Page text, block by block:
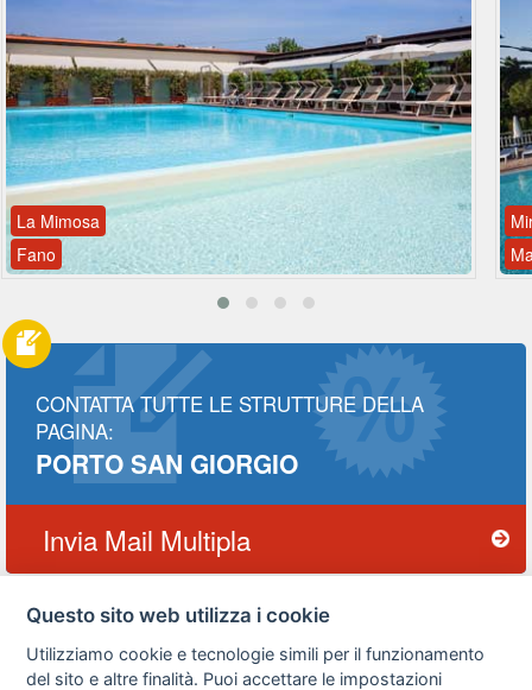
La Mimosa
Fano
CONTATTA TUTTE LE STRUTTURE DELLA
PAGINA:
PORTO SAN GIORGIO
Invia Mail Multipla
Privacy
policy
Avviso
legale
Scrivici
Questo sito web utilizza i cookie
Utilizziamo cookie e tecnologie simili per il funzionamento
del sito e altre finalità. Puoi accettare le impostazioni